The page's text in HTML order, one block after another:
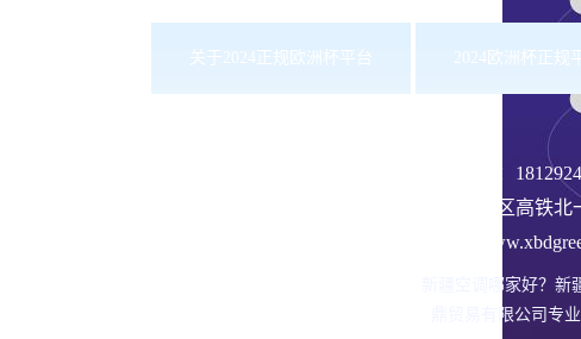
关于2024正规欧洲杯平台 2024欧洲杯正规
沙依巴克区高铁
网址：
新疆空调哪家好？
鼎贸易有限公司专